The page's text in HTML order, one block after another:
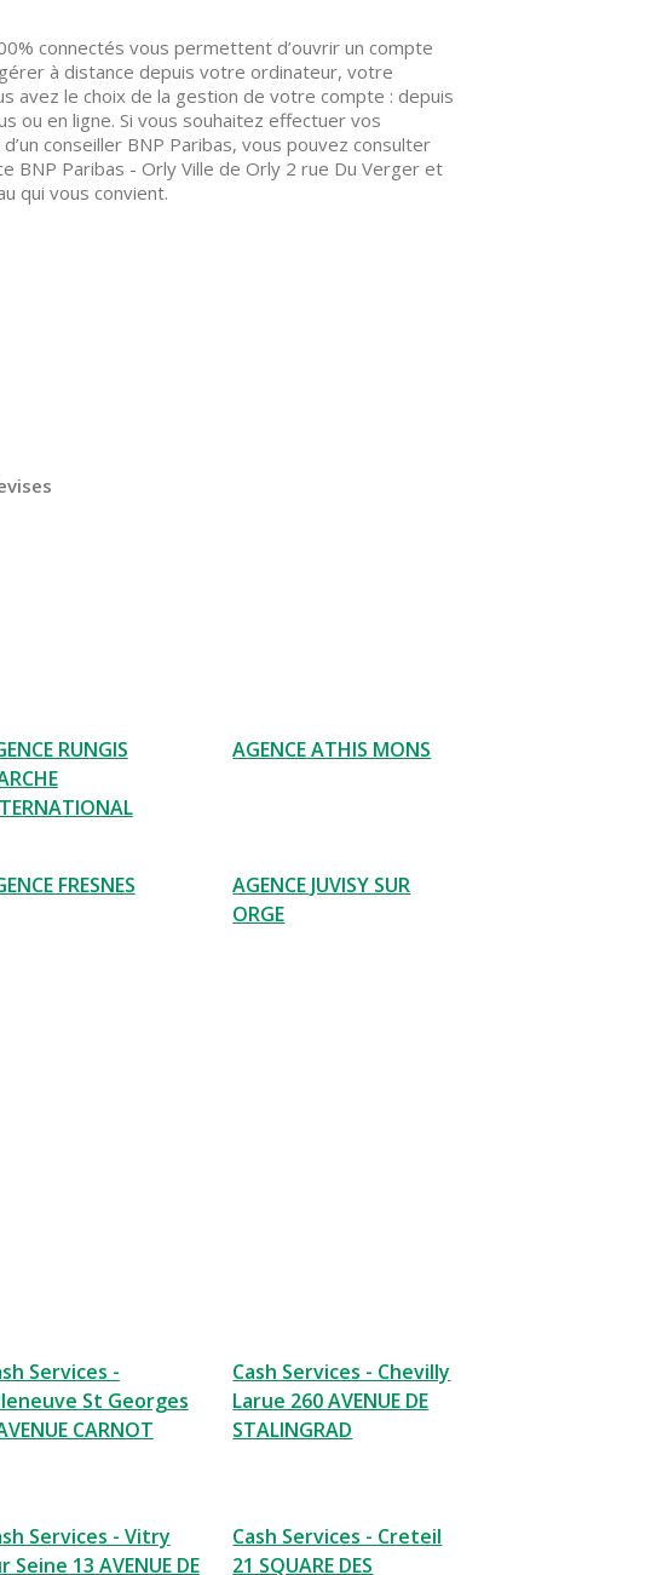
connectés vous permettent d’ouvrir un compte
à distance depuis votre ordinateur, votre
avez le choix de la gestion de votre compte : depuis
ou en ligne. Si vous souhaitez effectuer vos
conseiller BNP Paribas, vous pouvez consulter
BNP Paribas - Orly Ville de Orly 2 rue Du Verger et
qui vous convient.
RUNGIS
AGENCE ATHIS MONS
FRESNES
AGENCE JUVISY SUR
ORGE
Services -
St Georges
CARNOT
Cash Services - Chevilly
Larue 260 AVENUE DE
STALINGRAD
Services - Vitry
Seine 13 AVENUE DE
Cash Services - Creteil
21 SQUARE DES